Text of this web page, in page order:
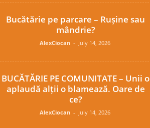
Bucătărie pe parcare – Rușine sau
mândrie?
AlexCiocan - July 14, 2026
BUCĂTĂRIE PE COMUNITATE – Unii o
aplaudă alții o blamează. Oare de
ce?
AlexCiocan - July 14, 2026